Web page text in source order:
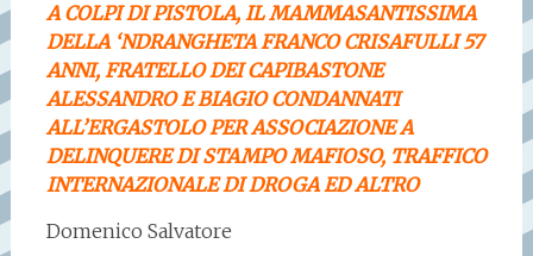
A COLPI DI PISTOLA, IL MAMMASANTISSIMA
DELLA ‘NDRANGHETA FRANCO CRISAFULLI 57
ANNI, FRATELLO DEI CAPIBASTONE
ALESSANDRO E BIAGIO CONDANNATI
ALL’ERGASTOLO PER ASSOCIAZIONE A
DELINQUERE DI STAMPO MAFIOSO, TRAFFICO
INTERNAZIONALE DI DROGA ED ALTRO
Domenico Salvatore